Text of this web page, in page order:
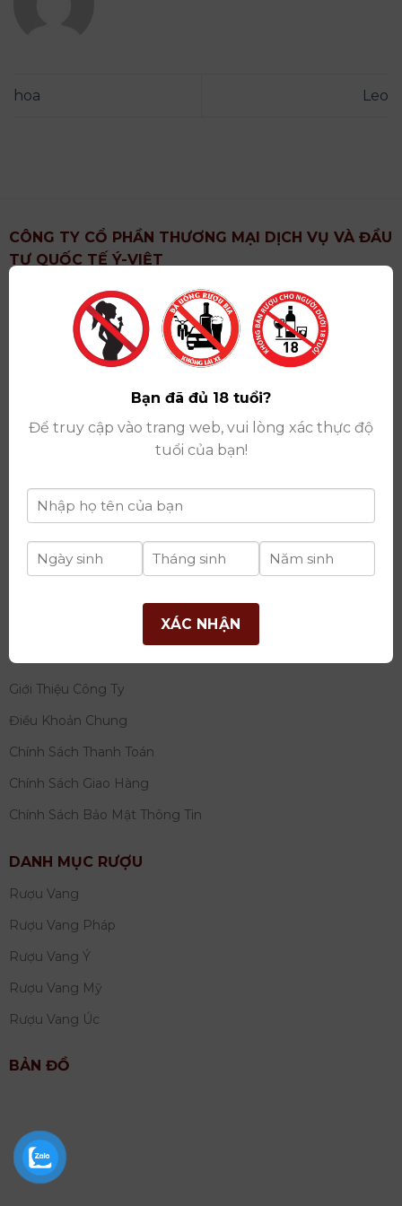
hoa Leo
CÔNG TY CỔ PHẦN THƯƠNG MẠI DỊCH VỤ VÀ ĐẦU
TƯ QUỐC TẾ Ý-VIỆT
: Khu 6, Xã Hoài Đức, Thành Phố Hà Nội
Showroom: Số 09 Phố Liễu Giai, Phường Ngọc Hà,
Thành Phố Hà Nội
Giấy ĐKKD số: 0102751615 do Sở Tài Chính Thành
Phố Hà Nội cấp lần đầu ngày 07/05/2008,đăng ký
thay đổi lần thứ 17 ngày 06/08/2025
Giấy phép Phân Phối Rượu số : 529/GP-BCT do Bộ
Công Thương cấp ngày 14/11/2022
Ngân hàng:Ngân hàng TMCP Đầu tư và phát triển
Việt Nam (BIDV)
tư quốc tế Ý-Việt
Tây Hồ, TP Hà Nội
THÔNG TIN
Giới Thiệu Công Ty
Điều Khoản Chung
Chính Sách Thanh Toán
Chính Sách Giao Hàng
Chính Sách Bảo Mật Thông Tin
DANH MỤC RƯỢU
Rượu Vang
Rượu Vang Pháp
Rượu Vang Ý
Rượu Vang Mỹ
Rượu Vang Úc
BẢN ĐỒ
Bạn đã đủ 18 tuổi?
Để truy cập vào trang web, vui lòng xác thực độ
tuổi của bạn!
XÁC NHẬN